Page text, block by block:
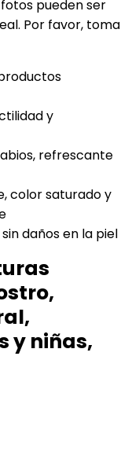
pueden ser
Por favor, toma
y
refrescante
color saturado y
daños en la piel
y niñas,